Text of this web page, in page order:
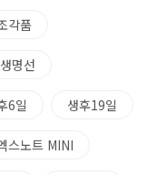
각품
생명선
6일 생후19일
스노트 MINI